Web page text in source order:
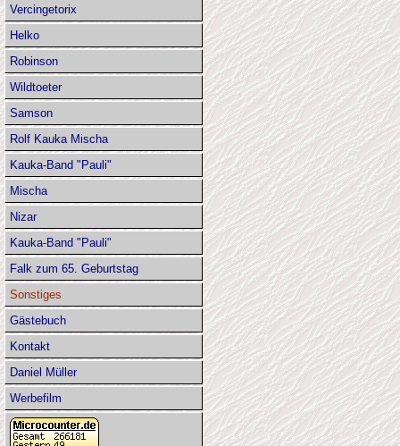
Vercingetorix
Helko
Robinson
Wildtoeter
Samson
Rolf Kauka Mischa
Kauka-Band "Pauli"
Mischa
Nizar
Kauka-Band "Pauli"
Falk zum 65. Geburtstag
Sonstiges
Gästebuch
Kontakt
Daniel Müller
Werbefilm